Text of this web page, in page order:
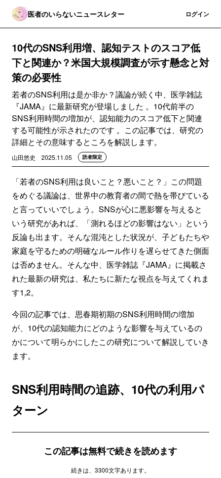
医者のいらないニュースレター ログイン
10代のSNS利用増、認知テストのスコア低
下と関連か？米国大規模調査が示す懸念と対
策の必要性
若者のSNS利用は是か非か？議論が続く中、医学雑誌
『JAMA』に最新研究が登場しました 。10代前半の
SNS利用時間の増加が、認知能力のスコア低下と関連
する可能性が示されたのです 。この記事では、研究の
詳細とその意味するところを解説します。
山田悠史 2025.11.05 読者限定
「若者のSNS利用は良いこと？悪いこと？」この問題
をめぐる議論は、世界中の教育者の間で熱を帯びている
と言っていいでしょう。SNSが心に悪影響を与えると
いう研究があれば、「測れるほどの影響はない」という
反論も出ます。そんな混沌とした状況が、子どもたちや
家庭を守るための明確なルール作りを遅らせてきた側面
は否めません。そんな中、医学雑誌『JAMA』に掲載さ
れた最新の研究は、私たちに新たな視点を与えてくれま
す1,2。
今回の記事では、思春期初期のSNS利用時間の増加
が、10代の認知能力にどのような影響を与えているの
かについて明らかにしたこの研究について解説していき
ます。
SNS利用時間の追跡、10代の利用パ
ターン
この記事は無料で続きを読めます
続きは、3300文字あります。